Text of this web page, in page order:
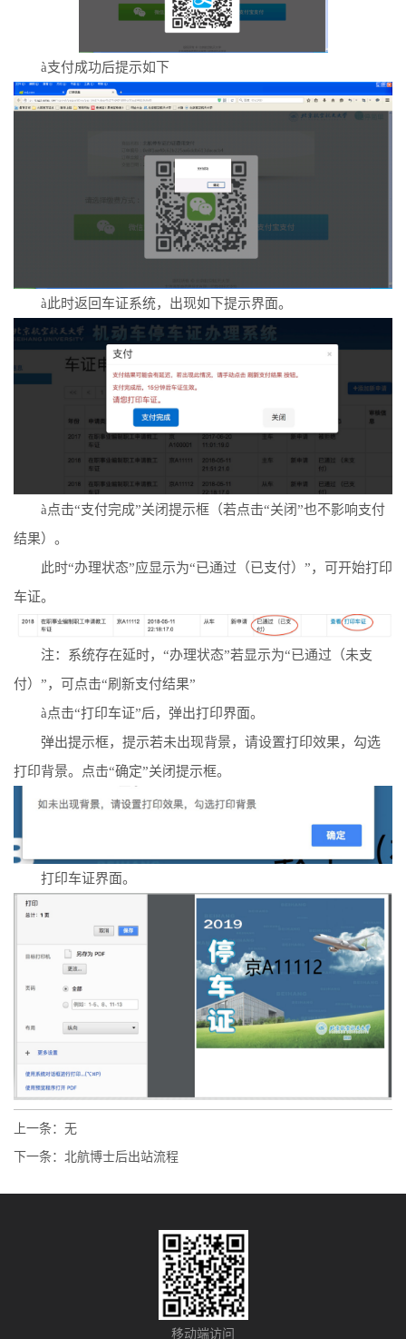
à支付成功后提示如下
à此时返回车证系统，出现如下提示界面。
à点击“支付完成”关闭提示框（若点击“关闭”也不影响支付
结果）。
此时“办理状态”应显示为“已通过（已支付）”，可开始打印
车证。
注：系统存在延时，“办理状态”若显示为“已通过（未支
付）”，可点击“刷新支付结果”
à点击“打印车证”后，弹出打印界面。
弹出提示框，提示若未出现背景，请设置打印效果，勾选
打印背景。点击“确定”关闭提示框。
打印车证界面。
上一条：无
下一条： 北航博士后出站流程
移动端访问